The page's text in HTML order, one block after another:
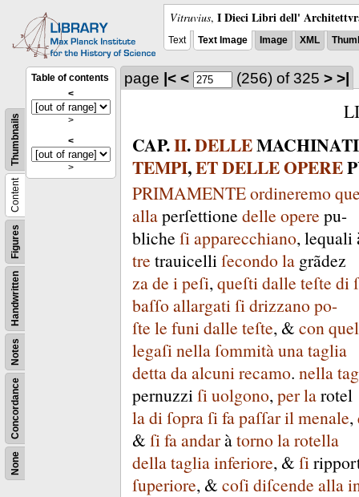
Vitruvius, I Dieci Libri dell'
Text Text Image Image XML
None
Concordance
Notes
Handwritten
Figures
Content
Thumbnails
Table of contents
<
>
<
>
page |< < (256) of 325 > >|
CAP.II.DELLE
TEMPI,ETDELLEOPERE
PRIMAMENTEordineremo
allaperſettione delle opere pu-
bliche ſi apparecchiano, lequali
tre trauicelli ſecondola grãdez
zade i peſi, queſti dalle teſte di
baſſoallargati ſi drizzanopo-
ſte le funi dalle teſte, & con
legaſi nella ſommitàunataglia
dettadaalcuni recamo. nella
pernuzzi ſi uolgono, perlarotel
ladi ſopra ſi fapaſſaril menale,
& ſi faandaràtornolarotella
dellatagliainferiore, & ſi
ſuperiore, & coſi diſcende alla